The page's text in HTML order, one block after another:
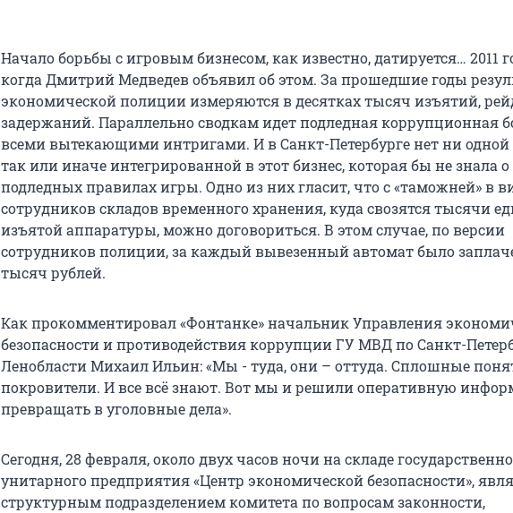
Начало борьбы с игровым бизнесом, как известно, датируется… 2011
когда Дмитрий Медведев объявил об этом. За прошедшие годы
экономической полиции измеряются в десятках тысяч изъятий,
задержаний. Параллельно сводкам идет подледная коррупционная
всеми вытекающими интригами. И в Санкт-Петербурге нет ни одной
так или иначе интегрированной в этот бизнес, которая бы не знала о
подледных правилах игры. Одно из них гласит, что с «таможней» в
сотрудников складов временного хранения, куда свозятся тысячи
изъятой аппаратуры, можно договориться. В этом случае, по версии
сотрудников полиции, за каждый вывезенный автомат было
тысяч рублей.
Как прокомментировал «Фонтанке» начальник Управления
безопасности и противодействия коррупции ГУ МВД по Санкт-
Ленобласти Михаил Ильин: «Мы - туда, они – оттуда. Сплошные
покровители. И все всё знают. Вот мы и решили оперативную
превращать в уголовные дела».
Сегодня, 28 февраля, около двух часов ночи на складе
унитарного предприятия «Центр экономической безопасности»,
структурным подразделением комитета по вопросам законности,